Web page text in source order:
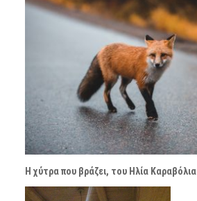
Η χύτρα που βράζει, του Ηλία Καραβόλια